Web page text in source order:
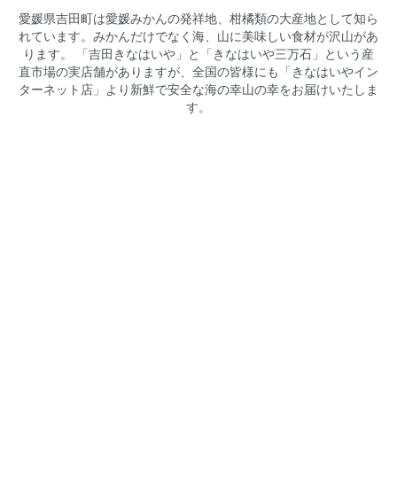
愛媛県吉田町は愛媛みかんの発祥地、柑橘類の大産地として知ら
れています。みかんだけでなく海、山に美味しい食材が沢山があ
ります。 「吉田きなはいや」と「きなはいや三万石」という産
直市場の実店舗がありますが、全国の皆様にも「きなはいやイン
ターネット店」より新鮮で安全な海の幸山の幸をお届けいたしま
す。